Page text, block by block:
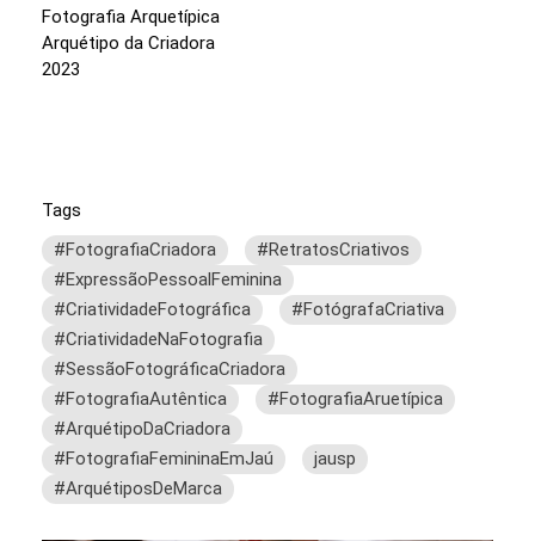
Fotografia Arquetípica
Arquétipo da Criadora
2023
Tags
#FotografiaCriadora
#RetratosCriativos
#ExpressãoPessoalFeminina
#CriatividadeFotográfica
#FotógrafaCriativa
#CriatividadeNaFotografia
#SessãoFotográficaCriadora
#FotografiaAutêntica
#FotografiaAruetípica
#ArquétipoDaCriadora
#FotografiaFemininaEmJaú
jausp
#ArquétiposDeMarca